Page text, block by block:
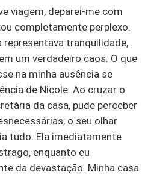
viagem, deparei-me com
completamente perplexo.
representava tranquilidade,
um verdadeiro caos. O que
na minha ausência se
de Nicole. Ao cruzar o
da casa, pude perceber
o seu olhar
tudo. Ela imediatamente
enquanto eu
da devastação. Minha casa